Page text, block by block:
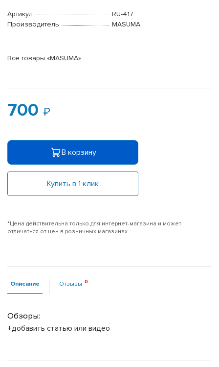
Артикул
RU-417
Производитель
MASUMA
Все товары «MASUMA»
700
В корзину
Купить в 1 клик
*Цена действительна только для интернет-магазина и может
отличаться от цен в розничных магазинах
Описание Отзывы
Обзоры:
+добавить статью или видео